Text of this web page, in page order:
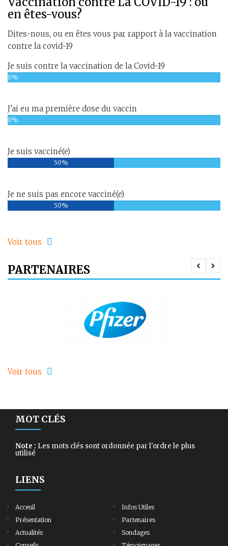
en êtes-vous?
Dites-nous, ou en êtes vous par rapport à la vaccination
contre la covid-19
Je suis contre la vaccination de la Covid-19
0%
J'ai eu ma première dose du vaccin
0%
Je suis vacciné(e)
50%
Je ne suis pas encore vacciné(e)
50%
Voir tous
PARTENAIRES
Voir tous
MOT CLÉS
Note : Les mots clés sont ordonnée par l'ordre le plus
utilisé
LIENS
Acceuil
Présentation
Actualités
Infos Utiles
Partenaires
Sondages